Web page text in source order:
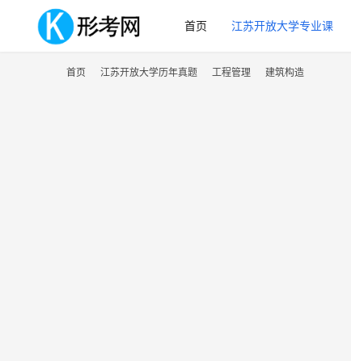
首页 江苏开放大学专业课
首页 江苏开放大学历年真题 工程管理 建筑构造